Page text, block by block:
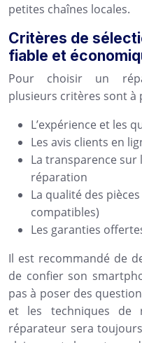
petites chaînes locales.
Critères de
fiable et
Pour choisir un
plusieurs critères sont à
L’expérience et les
Les avis clients en
La transparence sur
réparation
La qualité des
compatibles)
Les garanties
Il est recommandé de
de confier son
pas à poser des
et les techniques de
réparateur sera